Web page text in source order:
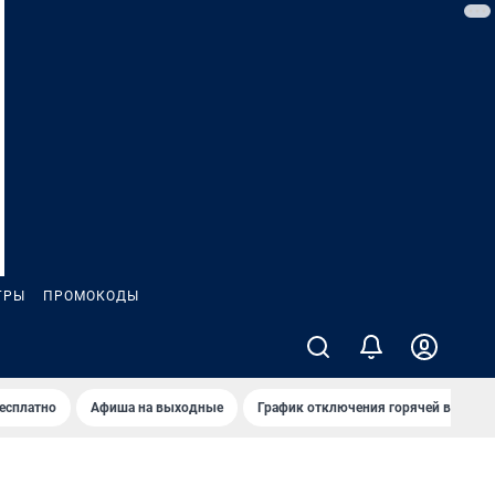
ПРОМОКОДЫ
Афиша на выходные График отключения горячей воды в